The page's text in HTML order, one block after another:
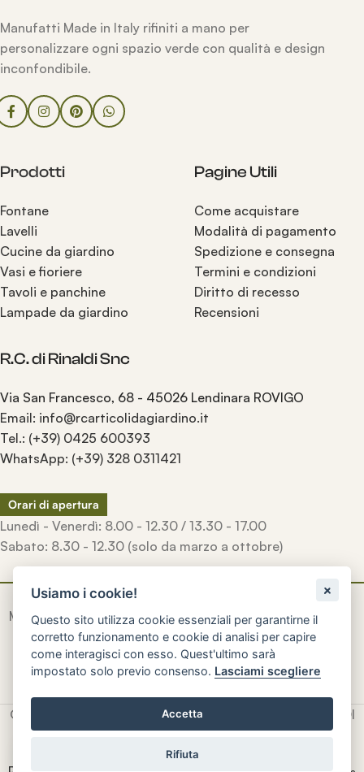
Manufatti Made in Italy rifiniti a mano per
personalizzare ogni spazio verde con qualità e design
inconfondibile.
Prodotti
Fontane
Lavelli
Cucine da giardino
Vasi e fioriere
Tavoli e panchine
Lampade da giardino
Pagine Utili
Come acquistare
Modalità di pagamento
Spedizione e consegna
Termini e condizioni
Diritto di recesso
Recensioni
R.C. di Rinaldi Snc
Via San Francesco, 68 - 45026 Lendinara ROVIGO
Email: info@rcarticolidagiardino.it
Tel.: (+39) 0425 600393
WhatsApp: (+39) 328 0311421
Orari di apertura
Lunedì - Venerdì: 8.00 - 12.30 / 13.30 - 17.00
Sabato: 8.30 - 12.30 (solo da marzo a ottobre)
Manufatti artigianaliinconfondibilicreati a manocon la
qualità e la durevolezza di una volta.
© 2026
- P. IVA e CF: 01604840296 - SDI
M5UXCR1
Usiamo i cookie!
Questo sito utilizza cookie essenziali per garantirne il
corretto funzionamento e cookie di analisi per capire
come interagisci con esso. Quest'ultimo sarà
impostato solo previo consenso. Lasciami scegliere
Accetta
Rifiuta